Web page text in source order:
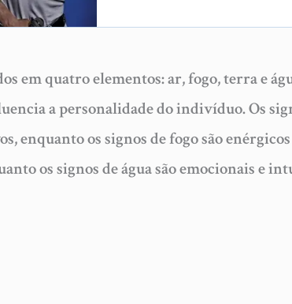
em quatro elementos: ar, fogo, terra e
a personalidade do indivíduo. Os
enquanto os signos de fogo são
os signos de água são emocionais e